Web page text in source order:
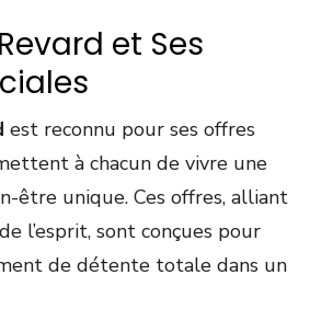
et Ses
est reconnu pour ses offres
à chacun de vivre une
être unique. Ces offres, alliant
l’esprit, sont conçues pour
de détente totale dans un